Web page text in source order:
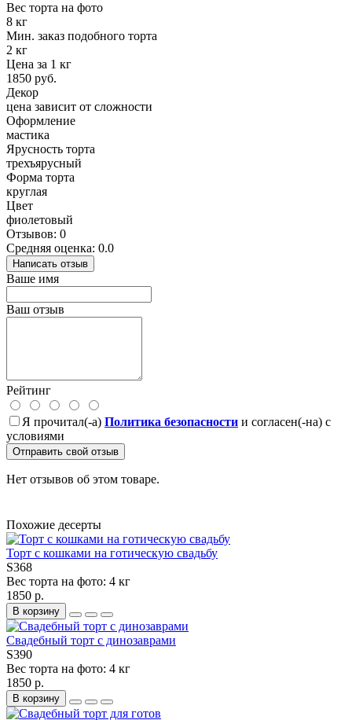
Вес торта на фото
8 кг
Мин. заказ подобного торта
2 кг
Цена за 1 кг
1850 руб.
Декор
цена зависит от сложности
Оформление
мастика
Ярусность торта
трехъярусный
Форма торта
круглая
Цвет
фиолетовый
Отзывов: 0
Средняя оценка: 0.0
Написать отзыв
Ваше имя
Ваш отзыв
Рейтинг
Я прочитал(-а) Политика безопасности и согласен(-на) с
условиями
Отправить свой отзыв
Нет отзывов об этом товаре.
Похожие десерты
Торт с кошками на готическую свадьбу
S368
Вес торта на фото: 4 кг
1850 р.
В корзину
Свадебный торт с динозаврами
S390
Вес торта на фото: 4 кг
1850 р.
В корзину